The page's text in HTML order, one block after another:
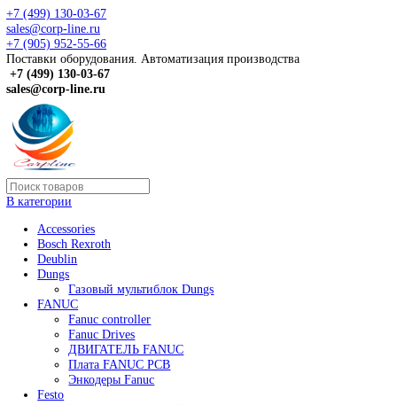
+7 (499) 130-03-67
sales@corp-line.ru
+7 (905) 952-55-66
Поставки оборудования. Автоматизация производства
+7 (499)130-03-67
sales@corp-line.ru
В категории
Accessories
Bosch Rexroth
Deublin
Dungs
Газовый мультиблок Dungs
FANUC
Fanuc controller
Fanuc Drives